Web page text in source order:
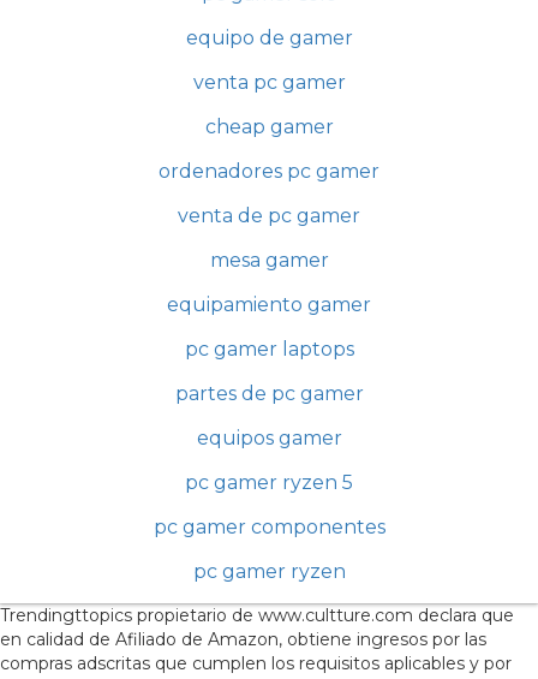
equipo de gamer
venta pc gamer
cheap gamer
ordenadores pc gamer
venta de pc gamer
mesa gamer
equipamiento gamer
pc gamer laptops
partes de pc gamer
equipos gamer
pc gamer ryzen 5
pc gamer componentes
pc gamer ryzen
Trendingttopics propietario de www.cultture.com declara que
en calidad de Afiliado de Amazon, obtiene ingresos por las
compras adscritas que cumplen los requisitos aplicables y por